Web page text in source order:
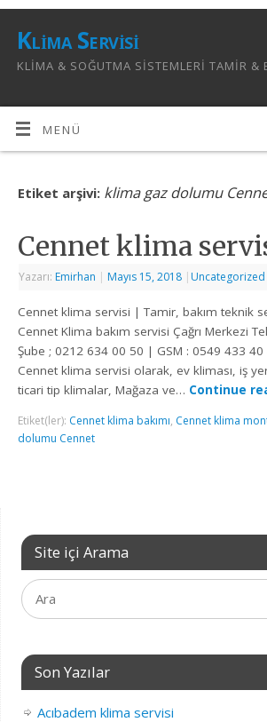
Klima Servisi
KLIMA & SOĞUTMA SISTEMLERI TAMIR &
MENÜ
Etiket arşivi: klima gaz dolumu
Cennet klima
Yazarı: Emirhan | Mayıs 15, 2018 | Uncategorized
Cennet klima servisi | Tamir, bakım teknik
Cennet Klima bakım servisi Çağrı Merkezi
Şube ; 0212 634 00 50 | GSM : 0549 433
Cennet klima servisi olarak, ev kliması, iş
ticari tip klimalar, Mağaza ve… Continue
Etiket(ler): Cennet klima bakımı, Cennet klima
dolumu Cennet
Site içi Arama
Son Yazılar
Acıbadem klima servisi